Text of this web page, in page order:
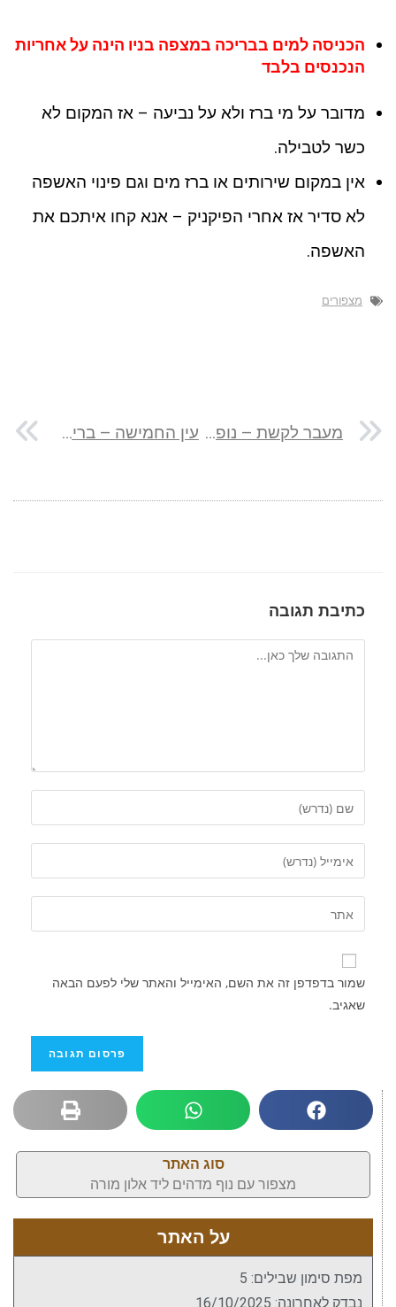
הכניסה למים בבריכה במצפה בניו הינה על אחריות
הנכנסים בלבד
מדובר על מי ברז ולא על נביעה – אז המקום לא
כשר לטבילה.
אין במקום שירותים או ברז מים וגם פינוי האשפה
לא סדיר אז אחרי הפיקניק – אנא קחו איתכם את
האשפה.
מצפורים
מעבר לקשת – נופש שקט עם נוף מהאגדות עין החמישה – בריכה ותצפית לזכר 5 נרצחים מהנובה בבנימין
כתיבת תגובה
שמור בדפדפן זה את השם, האימייל והאתר שלי לפעם הבאה
שאגיב.
סוג האתר
מצפור עם נוף מדהים ליד אלון מורה
על האתר
מפת סימון שבילים: 5
נבדק לאחרונה: 16/10/2025